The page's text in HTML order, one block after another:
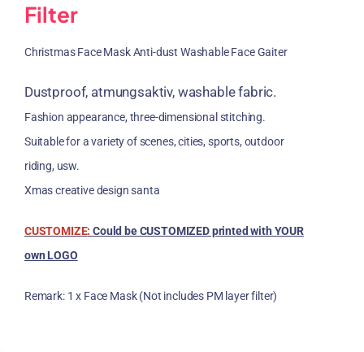
Filter
Christmas Face Mask Anti-dust Washable Face Gaiter
Dustproof, atmungsaktiv, washable fabric.
Fashion appearance, three-dimensional stitching.
Suitable for a variety of scenes,cities, sports, outdoor
riding, usw.
Xmas creative design santa
CUSTOMIZE:Could be CUSTOMIZED printed with YOUR
own LOGO
Remark: 1x Face Mask (Not includes PM layer filter)